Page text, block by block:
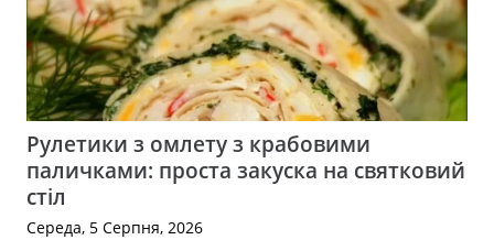
Рулетики з омлету з крабовими
паличками: проста закуска на святковий
стіл
Середа, 5 Серпня, 2026